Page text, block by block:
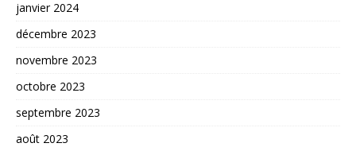
janvier 2024
décembre 2023
novembre 2023
octobre 2023
septembre 2023
août 2023